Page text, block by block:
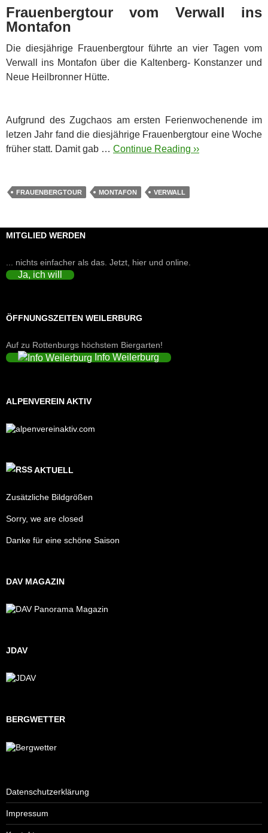
Frauenbergtour vom Verwall ins
Montafon
Die diesjährige Frauenbergtour führte an vier Tagen vom
Verwall ins Montafon über die Kaltenberg- Konstanzer und
Neue Heilbronner Hütte.
Aufgrund des Zugchaos am ersten Ferienwochenende im
letzen Jahr fand die diesjährige Frauenbergtour eine Woche
früher statt. Damit gab … Continue Reading ››
FRAUENBERGTOUR MONTAFON VERWALL
MITGLIED WERDEN
... nichts einfacher als das. Jetzt, hier und online.
Ja, ich will
ÖFFNUNGSZEITEN WEILERBURG
Auf zu Rottenburgs höchstem Biergarten!
Info Weilerburg
ALPENVEREIN AKTIV
AKTUELL
Zusätzliche Bildgrößen
Sorry, we are closed
Danke für eine schöne Saison
DAV MAGAZIN
JDAV
BERGWETTER
Datenschutzerklärung
Impressum